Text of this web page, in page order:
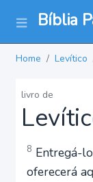
Bíblia
Home Levítico
livro de
8 Entregá-
oferecerá